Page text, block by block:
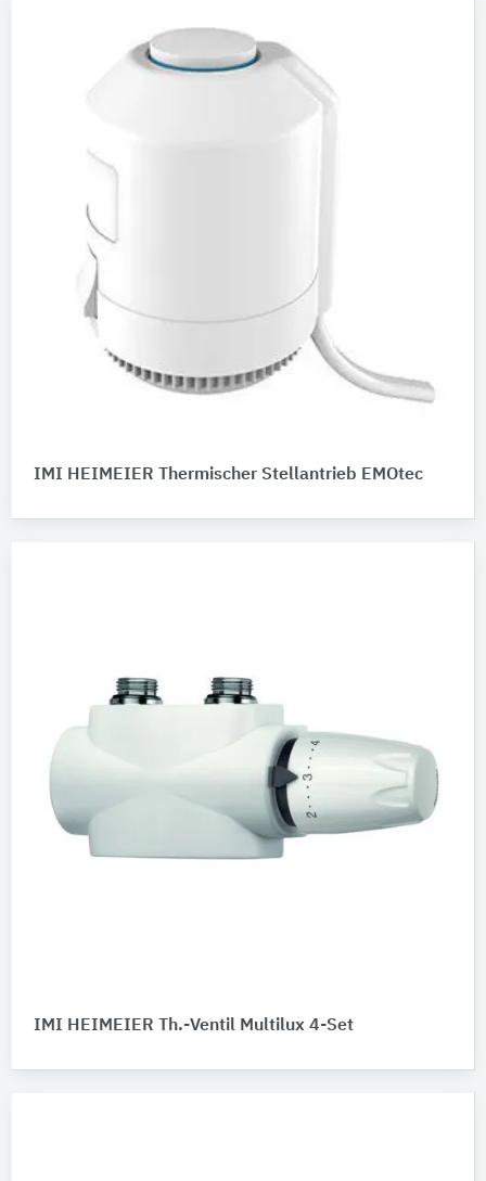
IMI HEIMEIER Thermischer Stellantrieb EMOtec
IMI HEIMEIER Th.-Ventil Multilux 4-Set